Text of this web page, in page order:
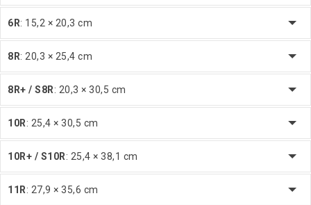
6R: 15,2 × 20,3 cm
8R: 20,3 × 25,4 cm
8R+ / S8R: 20,3 × 30,5 cm
10R: 25,4 × 30,5 cm
10R+ / S10R: 25,4 × 38,1 cm
11R: 27,9 × 35,6 cm